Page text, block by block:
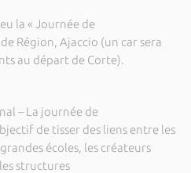
la « Journée de
Région, Ajaccio (un car sera
au départ de Corte).
– La journée de
de tisser des liens entre les
écoles, les créateurs
structures